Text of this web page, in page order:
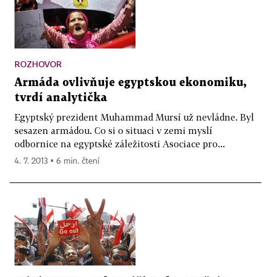
ROZHOVOR
Armáda ovlivňuje egyptskou ekonomiku,
tvrdí analytička
Egyptský prezident Muhammad Mursí už nevládne. Byl
sesazen armádou. Co si o situaci v zemi myslí
odbornice na egyptské záležitosti Asociace pro...
4. 7. 2013 ▪ 6 min. čtení